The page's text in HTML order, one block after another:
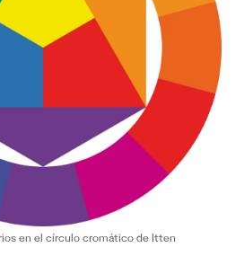
en el círculo cromático de Itten